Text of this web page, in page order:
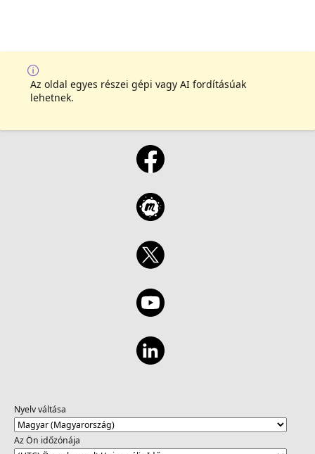
Az oldal egyes részei gépi vagy AI fordításúak
lehetnek.
Nyelv váltása
Az Ön időzónája